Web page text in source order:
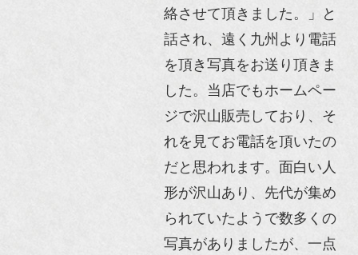
絡させて頂きました。」と
話され、遠く九州より電話
を頂き写真をお送り頂きま
した。当店でもホームペー
ジで沢山販売しており、そ
れを見てお電話を頂いたの
だと思われます。面白い人
形が沢山あり、先代が集め
られていたようで数多くの
写真がありましたが、一点